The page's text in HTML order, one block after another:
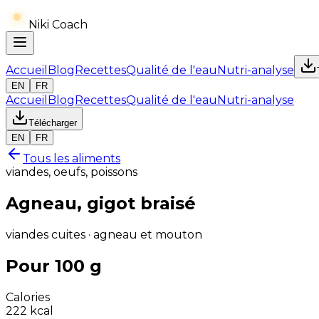
Niki Coach
Accueil BlogRecettesQualité de l'eauNutri-analyse
EN
FR
Accueil BlogRecettesQualité de l'eauNutri-analyse
Télécharger
EN
FR
Tous les aliments
viandes, oeufs, poissons
Agneau, gigot braisé
viandes cuites · agneau et mouton
Pour 100 g
Calories
222 kcal